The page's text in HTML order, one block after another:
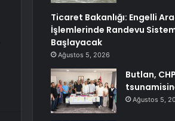
Ticaret Bakanlığı: Engelli
İşlemlerinde Randevu
Başlayacak
Ağustos 5, 2026
Butlan,
Ağustos 5,